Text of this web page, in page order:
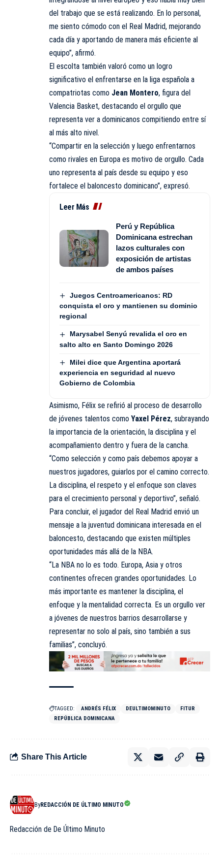
del trabajo que se está realizando. En lo personal,
me siento cómodo con el Real Madrid, mejorando
cada día y aportando de manera más eficiente al
equipo”, afirmó.
El escolta también valoró como un logro
significativo el enfrentarse en la liga española a
compatriotas como Jean Montero, figura del
Valencia Basket, destacando el orgullo que
representa ver a dominicanos compitiendo entre sí
al más alto nivel.
“Compartir en la selección y luego enfrentarnos
como rivales en Europa es motivo de orgullo. Cada
uno representa al país desde su equipo y eso
fortalece el baloncesto dominicano”, expresó.
Leer Más
Perú y República
Dominicana estrechan
lazos culturales con
exposición de artistas
de ambos países
Juegos Centroamericanos: RD
conquista el oro y mantienen su dominio
regional
Marysabel Senyú revalida el oro en
salto alto en Santo Domingo 2026
Milei dice que Argentina aportará
experiencia en seguridad al nuevo
Gobierno de Colombia
Asimismo, Félix se refirió al proceso de desarrollo
de jóvenes talentos como Yaxel Pérez, subrayando
la importancia de la orientación, la disciplina y el
acompañamiento dentro y fuera de la cancha.
“Como selección y como país debemos apoyar a
nuestros jugadores, guiarlos por el camino correcto.
La disciplina, el respeto y el enfoque son claves
para el crecimiento personal y deportivo”, señaló.
Para concluir, el jugador del Real Madrid envió un
mensaje a la juventud dominicana interesada en el
baloncesto, destacando que existen múltiples
oportunidades más allá de la NBA.
“La NBA no lo es todo. Europa, Asia y otros
continentes ofrecen grandes oportunidades. Lo
más importante es mantener la disciplina, el
enfoque y la mentalidad correcta. Es un orgullo ver
a jóvenes de nuestros barrios desarrollarse y
representar no solo al país, sino también a sus
familias”, concluyó.
TAGGED: ANDRÉS FÉLIX DEULTIMOMINUTO
FITUR
REPÚBLICA DOMINICANA
Share This Article
ByREDACCIÓN DE ÚLTIMO MINUTO
Redacción de De Último Minuto